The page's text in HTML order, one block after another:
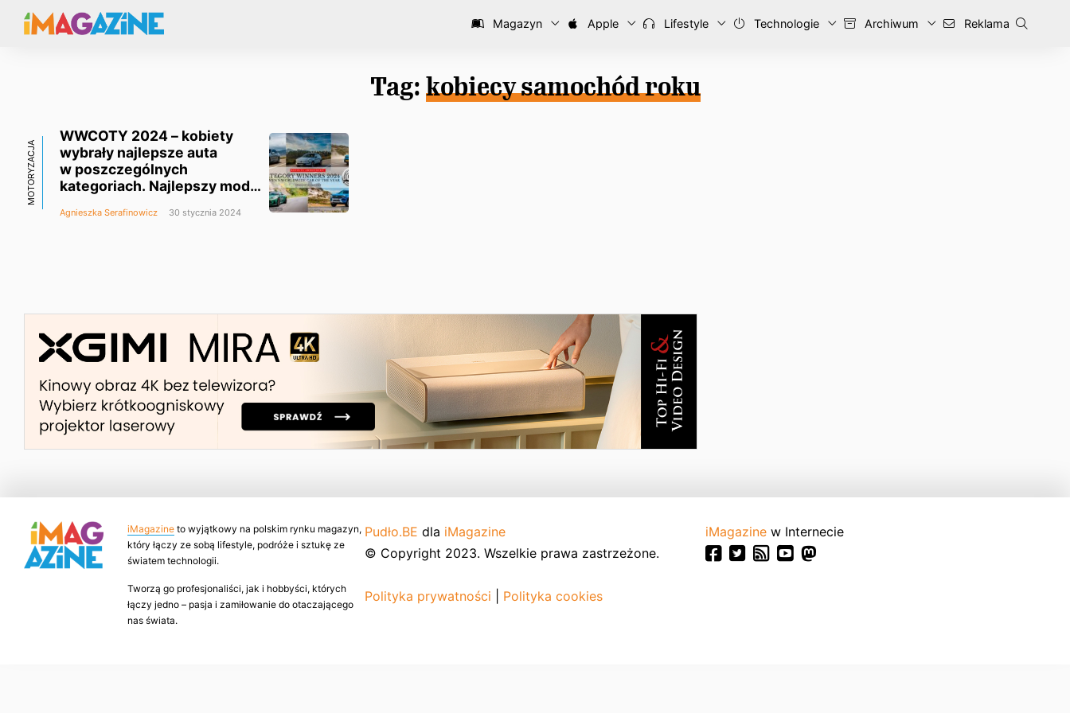
Magazyn Apple Lifestyle Technologie Archiwum Reklama
Tag: kobiecy samochód roku
MOTORYZACJA
WWCOTY 2024 – kobiety
wybrały najlepsze auta
w poszczególnych
kategoriach. Najlepszy model
Agnieszka Serafinowicz 30 stycznia 2024
iMagazine to wyjątkowy na polskim rynku magazyn,
który łączy ze sobą lifestyle, podróże i sztukę ze
światem technologii.
Tworzą go profesjonaliści, jak i hobbyści, których
łączy jedno – pasja i zamiłowanie do otaczającego
nas świata.
Pudło.BE dla iMagazine
© Copyright 2023. Wszelkie prawa zastrzeżone.
Polityka prywatności Polityka cookies
iMagazine w Internecie